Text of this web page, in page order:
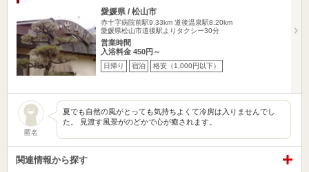
愛媛県 / 松山市
赤十字病院前駅9.33km 道後温泉駅8.20km
愛媛県松山市道後駅よりタクシー30分
営業時間
入浴料金 450円～
日帰り 宿泊 格安（1,000円以下）
匿名
夏でも自然の風がとっても気持ちよくて冷房は入りませんでし
た。 見渡す風景がのどかで心が癒されます。
関連情報から探す